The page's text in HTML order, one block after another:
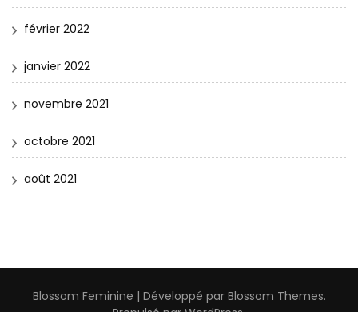
février 2022
janvier 2022
novembre 2021
octobre 2021
août 2021
Blossom Feminine | Développé par Blossom Themes.